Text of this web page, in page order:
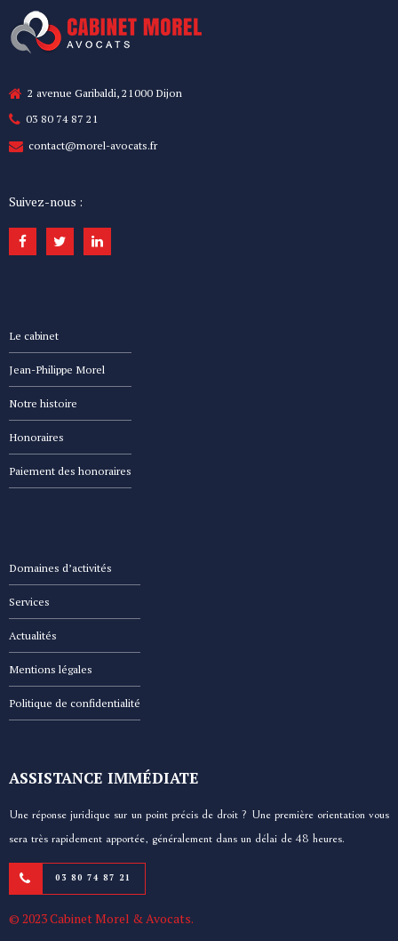
2 avenue Garibaldi, 21000 Dijon
03 80 74 87 21
contact@morel-avocats.fr
Suivez-nous :
Le cabinet
Jean-Philippe Morel
Notre histoire
Honoraires
Paiement des honoraires
Domaines d’activités
Services
Actualités
Mentions légales
Politique de confidentialité
ASSISTANCE IMMÉDIATE
Une réponse juridique sur un point précis de droit ? Une première orientation vous
sera très rapidement apportée, généralement dans un délai de 48 heures.
03 80 74 87 21
© 2023 Cabinet Morel & Avocats.